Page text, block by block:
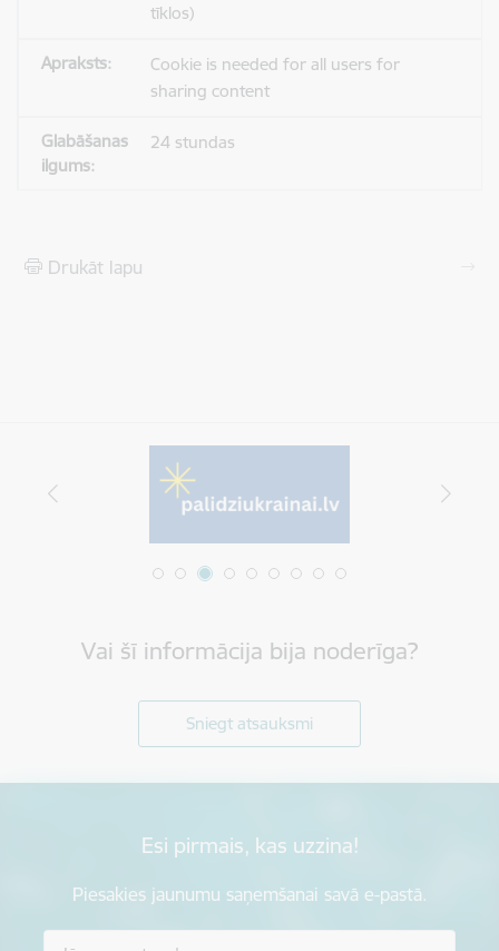
tīklos)
Cookie is needed for all users for
sharing content
24 stundas
Drukāt lapu
Vai šī informācija bija noderīga?
Sniegt atsauksmi
Esi pirmais, kas uzzina!
Piesakies jaunumu saņemšanai savā e-pastā.